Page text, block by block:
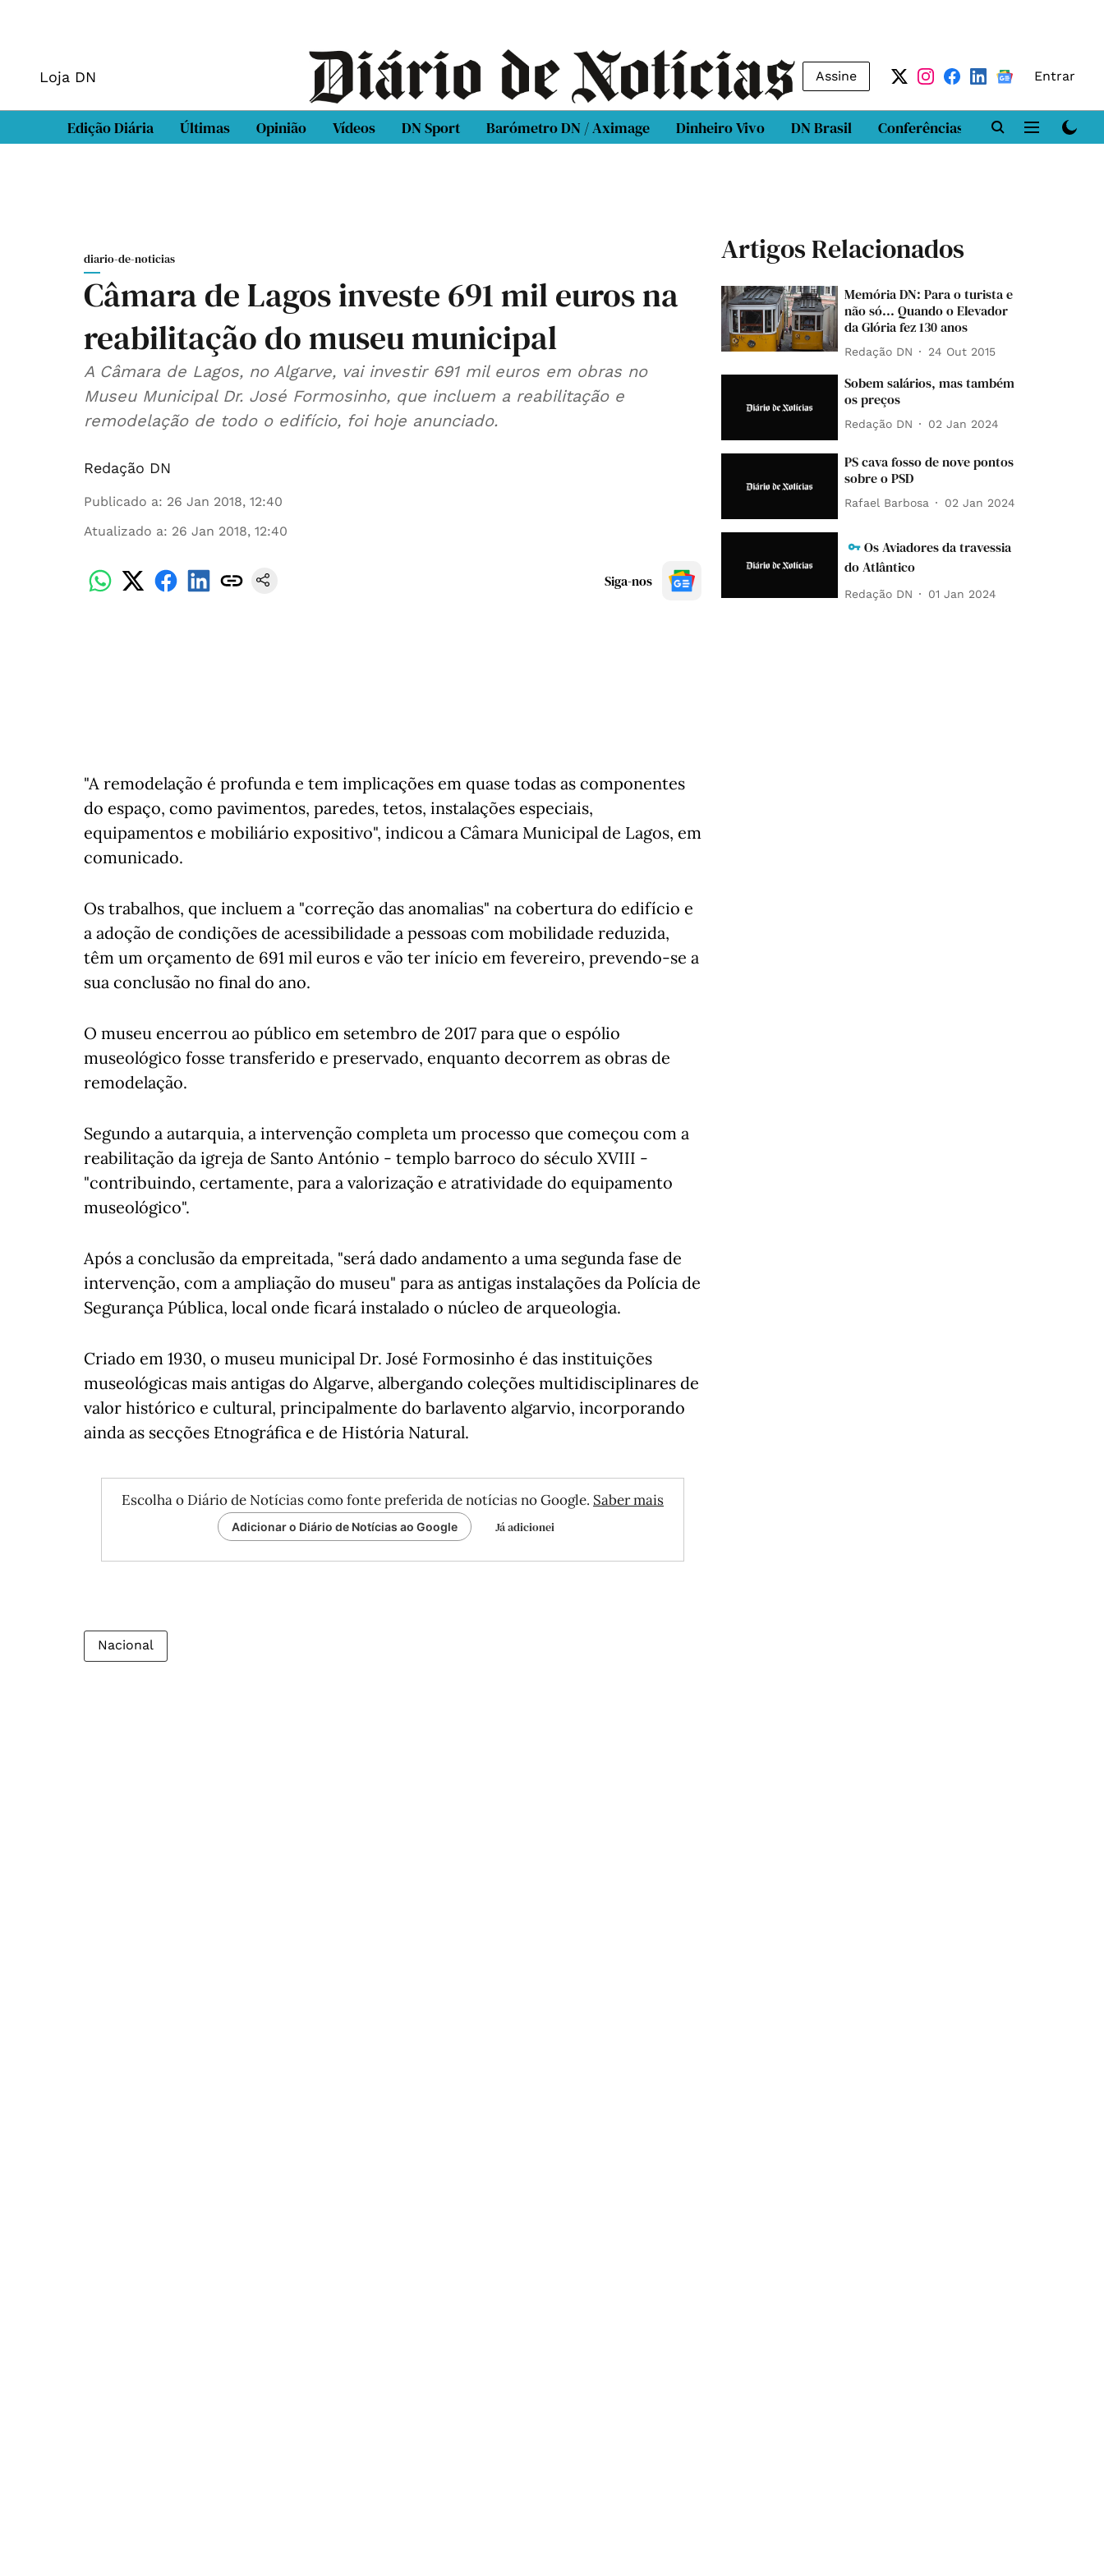
Loja DN Assine Entrar
Edição Diária Últimas Opinião Vídeos DN Sport Barómetro DN / Aximage Dinheiro Vivo DN Brasil Conferências DN LAB
diario-de-noticias
Câmara de Lagos investe 691 mil euros na
reabilitação do museu municipal
A Câmara de Lagos, no Algarve, vai investir 691 mil euros em obras no
Museu Municipal Dr. José Formosinho, que incluem a reabilitação e
remodelação de todo o edifício, foi hoje anunciado.
Redação DN
Publicado a: 26 Jan 2018, 12:40
Atualizado a: 26 Jan 2018, 12:40
Siga-nos
"A remodelação é profunda e tem implicações em quase todas as componentes
do espaço, como pavimentos, paredes, tetos, instalações especiais,
equipamentos e mobiliário expositivo", indicou a Câmara Municipal de Lagos, em
comunicado.
Os trabalhos, que incluem a "correção das anomalias" na cobertura do edifício e
a adoção de condições de acessibilidade a pessoas com mobilidade reduzida,
têm um orçamento de 691 mil euros e vão ter início em fevereiro, prevendo-se a
sua conclusão no final do ano.
O museu encerrou ao público em setembro de 2017 para que o espólio
museológico fosse transferido e preservado, enquanto decorrem as obras de
remodelação.
Segundo a autarquia, a intervenção completa um processo que começou com a
reabilitação da igreja de Santo António - templo barroco do século XVIII -
"contribuindo, certamente, para a valorização e atratividade do equipamento
museológico".
Após a conclusão da empreitada, "será dado andamento a uma segunda fase de
intervenção, com a ampliação do museu" para as antigas instalações da Polícia de
Segurança Pública, local onde ficará instalado o núcleo de arqueologia.
Criado em 1930, o museu municipal Dr. José Formosinho é das instituições
museológicas mais antigas do Algarve, albergando coleções multidisciplinares de
valor histórico e cultural, principalmente do barlavento algarvio, incorporando
ainda as secções Etnográfica e de História Natural.
Escolha o Diário de Notícias como fonte preferida de notícias no Google. Saber mais
Adicionar o Diário de Notícias ao Google Já adicionei
Nacional
Artigos Relacionados
Memória DN: Para o turista e
não só... Quando o Elevador
da Glória fez 130 anos
Redação DN 24 Out 2015
Sobem salários, mas também
os preços
Redação DN 02 Jan 2024
PS cava fosso de nove pontos
sobre o PSD
Rafael Barbosa 02 Jan 2024
Os Aviadores da travessia
do Atlântico
Redação DN 01 Jan 2024